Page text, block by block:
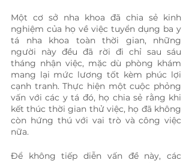
Một cơ sở nha khoa đã chia sẻ kinh
nghiệm của họ về việc tuyển dụng ba y
tá nha khoa toàn thời gian, những
người này đều đã rời đi chỉ sau sáu
tháng nhận việc, mặc dù phòng khám
mang lại mức lương tốt kèm phúc lợi
cạnh tranh. Thực hiện một cuộc phỏng
vấn với các y tá đó, họ chia sẻ rằng khi
kết thúc thời gian thử việc, họ đã không
còn hứng thú với vai trò và công việc
nữa.
Để không tiếp diễn vấn đề này, các